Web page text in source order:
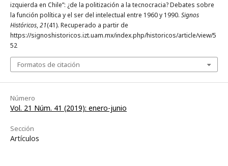
izquierda en Chile”: ¿de la politización a la tecnocracia? Debates sobre
la función política y el ser del intelectual entre 1960 y 1990. Signos
Históricos,21(41). Recuperado a partir de
https://signoshistoricos.izt.uam.mx/index.php/historicos/article/view/5
52
Formatos de citación
Número
Vol. 21 Núm. 41 (2019): enero-junio
Sección
Artículos